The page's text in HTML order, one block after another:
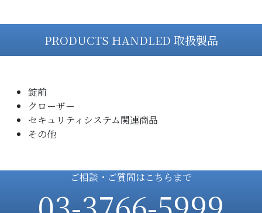
PRODUCTS HANDLED 取扱製品
錠前
クローザー
セキュリティシステム関連商品
その他
ご相談・ご質問はこちらまで